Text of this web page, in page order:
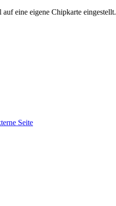
eine eigene Chipkarte eingestellt.
Seite